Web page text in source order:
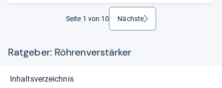
Seite 1 von 10 Nächsteweiter
Ratgeber: Röhrenverstärker
Inhaltsverzeichnis